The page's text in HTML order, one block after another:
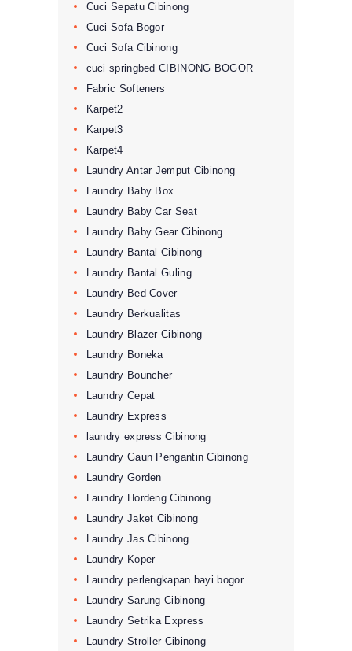
Cuci Sepatu Cibinong
Cuci Sofa Bogor
Cuci Sofa Cibinong
cuci springbed CIBINONG BOGOR
Fabric Softeners
Karpet2
Karpet3
Karpet4
Laundry Antar Jemput Cibinong
Laundry Baby Box
Laundry Baby Car Seat
Laundry Baby Gear Cibinong
Laundry Bantal Cibinong
Laundry Bantal Guling
Laundry Bed Cover
Laundry Berkualitas
Laundry Blazer Cibinong
Laundry Boneka
Laundry Bouncher
Laundry Cepat
Laundry Express
laundry express Cibinong
Laundry Gaun Pengantin Cibinong
Laundry Gorden
Laundry Hordeng Cibinong
Laundry Jaket Cibinong
Laundry Jas Cibinong
Laundry Koper
Laundry perlengkapan bayi bogor
Laundry Sarung Cibinong
Laundry Setrika Express
Laundry Stroller Cibinong